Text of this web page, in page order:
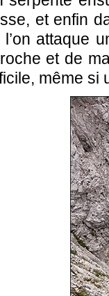
et enfin
l’on attaque
et de
même si